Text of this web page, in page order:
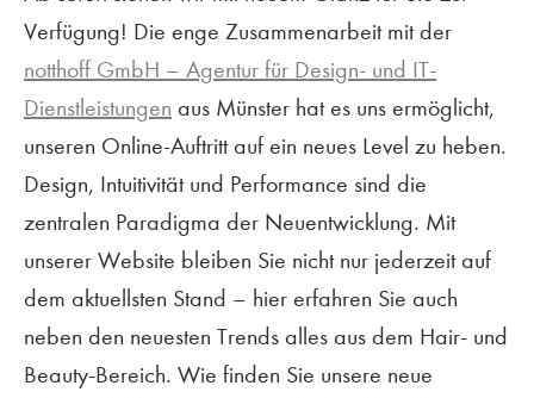
Verfügung! Die enge Zusammenarbeit mit der
notthoff GmbH – Agentur für Design- und IT-
Dienstleistungen aus Münster hat es uns ermöglicht,
unseren Online-Auftritt auf ein neues Level zu heben.
Design, Intuitivität und Performance sind die
zentralen Paradigma der Neuentwicklung. Mit
unserer Website bleiben Sie nicht nur jederzeit auf
dem aktuellsten Stand – hier erfahren Sie auch
neben den neuesten Trends alles aus dem Hair- und
Beauty-Bereich. Wie finden Sie unsere neue